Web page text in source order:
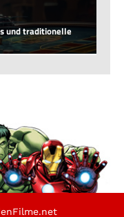
und traditionelle